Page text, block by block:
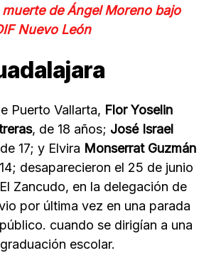
de Ángel Moreno bajo
Nuevo León
Puerto Vallarta, Flor Yoselin
, de 18 años; José Israel
17; y Elvira Monserrat Guzmán
desaparecieron el 25 de junio
Zancudo, en la delegación de
por última vez en una parada
cuando se dirigían a una
escolar.